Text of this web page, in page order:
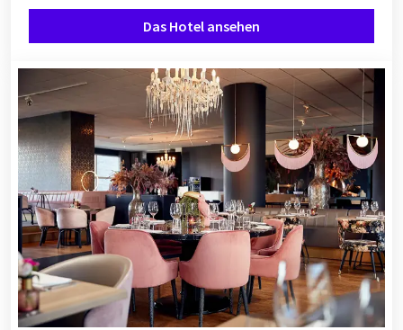
Das Hotel ansehen